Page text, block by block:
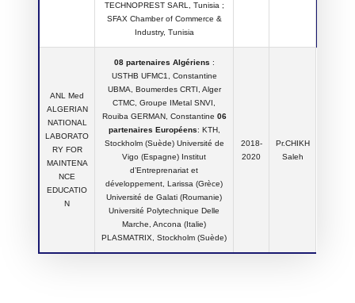
TECHNOPREST SARL, Tunisia ;
SFAX Chamber of Commerce &
Industry, Tunisia
ANL Med
ALGERIAN
NATIONAL
LABORATO
RY FOR
MAINTENA
NCE
EDUCATIO
N
08 partenaires Algériens :
USTHB UFMC1, Constantine
UBMA, Boumerdes CRTI, Alger
CTMC, Groupe IMetal SNVI,
Rouiba GERMAN, Constantine 06
partenaires Européens: KTH,
Stockholm (Suède) Université de
Vigo (Espagne) Institut
d’Entreprenariat et
développement, Larissa (Grèce)
Université de Galati (Roumanie)
Université Polytechnique Delle
Marche, Ancona (Italie)
PLASMATRIX, Stockholm (Suède)
2018-
2020
Pr.CHIKH
Saleh